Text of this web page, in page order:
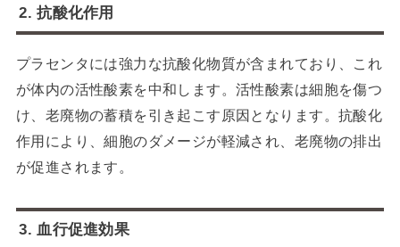
2. 抗酸化作用
プラセンタには強力な抗酸化物質が含まれており、これ
が体内の活性酸素を中和します。活性酸素は細胞を傷つ
け、老廃物の蓄積を引き起こす原因となります。抗酸化
作用により、細胞のダメージが軽減され、老廃物の排出
が促進されます。
3. 血行促進効果